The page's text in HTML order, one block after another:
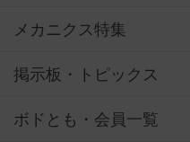
メカニクス特集
掲示板・トピックス
ボドとも・会員一覧